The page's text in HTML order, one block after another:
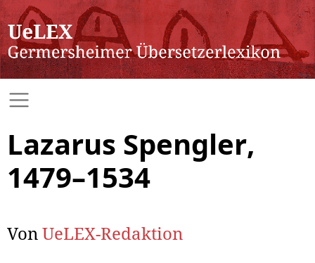
Lazarus Spengler,
1479–1534
VonUeLEX-Redaktion